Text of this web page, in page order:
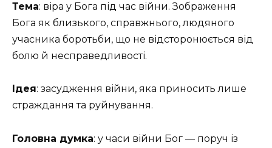
Тема: віра у Бога під час війни. Зображення
Бога як близького, справжнього, людяного
учасника боротьби, що не відсторонюється від
болю й несправедливості.
Ідея: засудження війни, яка приносить лише
страждання та руйнування.
Головна думка: у часи війни Бог — поруч із